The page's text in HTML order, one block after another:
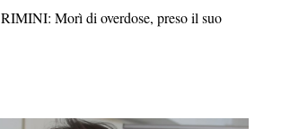
RIMINI: Morì di overdose, preso il suo